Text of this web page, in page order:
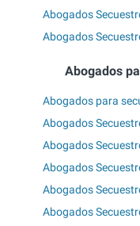
Abogados
Abogados
Abogados
Abogados para
Abogados
Abogados
Abogados
Abogados
Abogados